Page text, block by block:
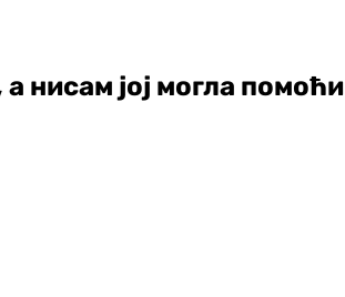
нисам јој могла помоћи